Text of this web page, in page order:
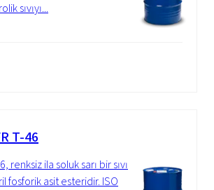
sıvıyı...
T-46
renksiz ila soluk sarı bir sıvı
fosforik asit esteridir. ISO